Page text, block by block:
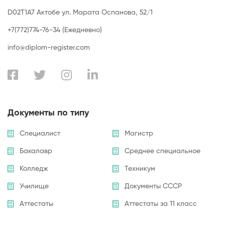
D02T1A7 Актобе ул. Марата Оспанова, 52/1
+7(772)774-76-34 (Ежедневно)
info@diplom-register.com
Документы по типу
Специалист Магистр
Бакалавр Среднее специальное
Колледж Техникум
Училище Документы СССР
Аттестаты Аттестаты за 11 класс